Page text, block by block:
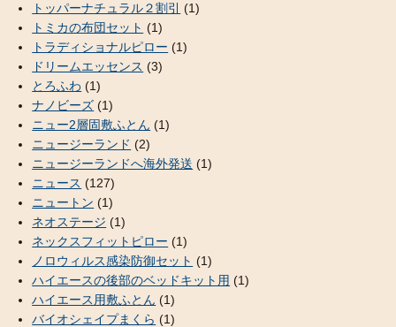
トッパーナチュラル２割引
(1)
トミカの布団セット (1)
トラディショナルピロー (1)
ドリームエッセンス (3)
とろふわ (1)
ナノビーズ (1)
ニュー2層固敷ふとん (1)
ニュージーランド (2)
ニュージーランドへ海外発送 (1)
ニュース (127)
ニュートン (1)
ネオステージ (1)
ネックスフィットピロー (1)
ノロウィルス感染防御セット (1)
ハイエースの後部のベッドキット用 (1)
ハイエース用敷ふとん (1)
バイオシェイプまくら (1)